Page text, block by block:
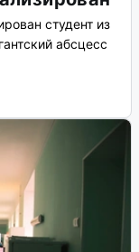
студент из
абсцесс